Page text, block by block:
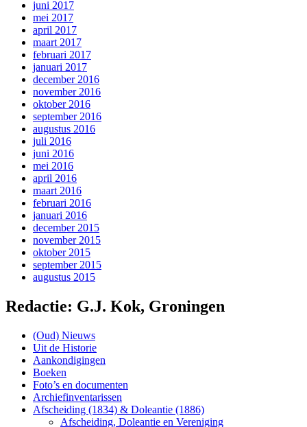
juni 2017
mei 2017
april 2017
maart 2017
februari 2017
januari 2017
december 2016
november 2016
oktober 2016
september 2016
augustus 2016
juli 2016
juni 2016
mei 2016
april 2016
maart 2016
februari 2016
januari 2016
december 2015
november 2015
oktober 2015
september 2015
augustus 2015
Redactie: G.J. Kok, Groningen
(Oud) Nieuws
Uit de Historie
Aankondigingen
Boeken
Foto’s en documenten
Archiefinventarissen
Afscheiding (1834) & Doleantie (1886)
Afscheiding, Doleantie en Vereniging